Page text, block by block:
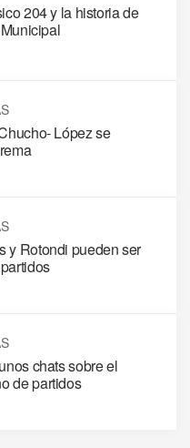
204 y la historia de
López se
y Rotondi pueden ser
chats sobre el
de partidos